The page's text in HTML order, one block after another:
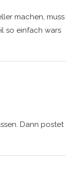
machen, muss
so einfach wars
Dann postet